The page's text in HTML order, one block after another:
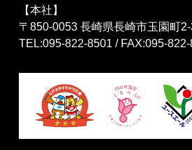
【本社】
〒850-0053 長崎県長崎市玉園町
TEL:095-822-8501 / FAX:095-